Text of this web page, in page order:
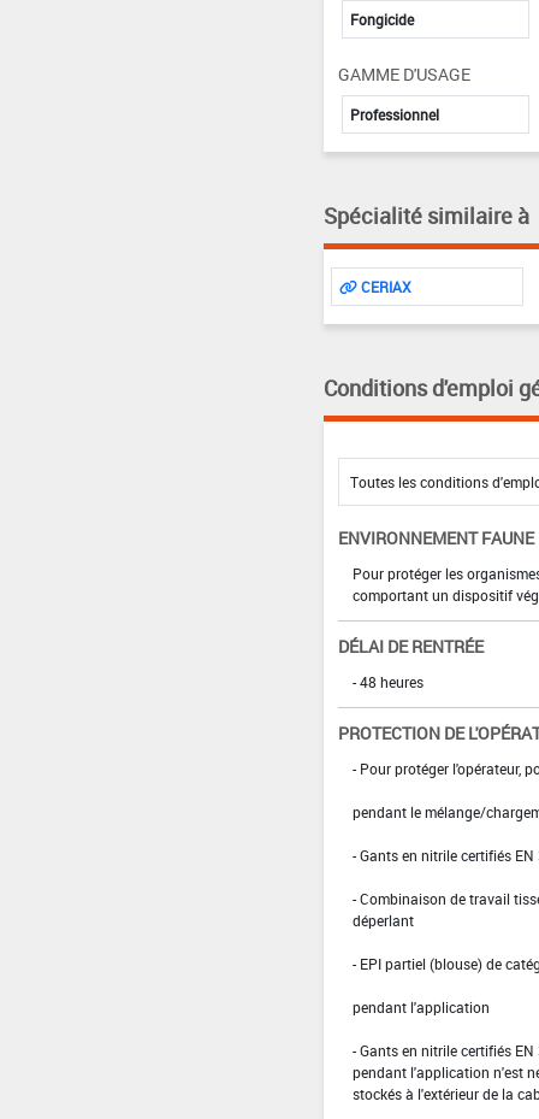
Fongicide
GAMME D'USAGE
Professionnel
Spécialité similaire à
CERIAX
Conditions d'emploi
ENVIRONNEMENT FAUNE
Pour protéger les
comportant un dispositif
DÉLAI DE RENTRÉE
- 48 heures
PROTECTION DE
- Pour protéger l'opérateur,
pendant le mélange/
- Gants en nitrile certifiés EN
- Combinaison de travail
déperlant
- EPI partiel (blouse) de
pendant l'application
- Gants en nitrile certifiés
pendant l'application n'est
stockés à l'extérieur de la